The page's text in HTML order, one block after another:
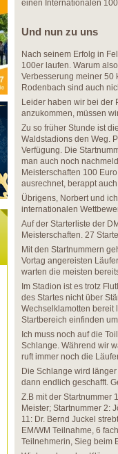
einen Internationalen
Und nun zu uns
Nach seinem Erfolg in
100er laufen. Warum
Verbesserung meiner 50
Rodenbach sind auch
Leider haben wir bei der
anzukommen, müssen
Zu so früher Stunde ist
Waldstadions den Weg.
Verfügung. Die
man auch noch
Meisterschaften 100
ausrechnet, berappt
Übrigens, Norbert und
internationalen
Auf der Starterliste der
Meisterschaften. 27
Mit den Startnummern
Vortag angereisten
warten die meisten
Im Stadion ist es trotz
des Startes nicht über
Wechselklamotten bereit
Startbereich einfinden
Ich muss noch auf die
Schlange. Während wir
ruft immer noch die
Die Schlange wird
dann endlich geschafft.
Z.B mit der Startnummer
Meister; Startnummer 2:
11: Dr. Bernd Juckel
EM/WM Teilnahme, 6
Teilnehmerin, Sieg beim